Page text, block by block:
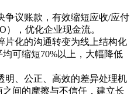
争议账款，有效缩短应收/应付
），优化企业现金流。
片化的沟通转变为线上结构化
可缩短70%以上，大幅降低
明、公正、高效的差异处理机
间的摩擦与不信任，建立长